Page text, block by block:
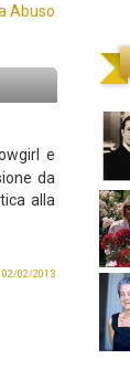
Abuso
e
da
alla
02/2013